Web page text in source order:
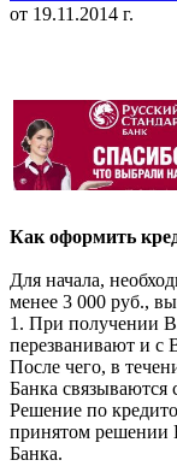
от 19.11.2014 г.
Как оформить
Для начала,
менее 3 000 руб.,
1. При получении
перезванивают и с
После чего, в
Банка
Решение по
принятом решении
Банка.